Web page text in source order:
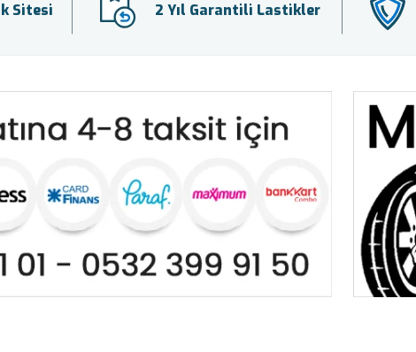
Sitesi 2 Yıl Garantili Lastikler